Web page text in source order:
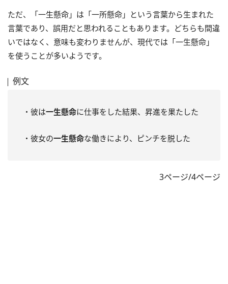
ただ、「一生懸命」は「一所懸命」という言葉から生まれた
言葉であり、誤用だと思われることもあります。どちらも間違
いではなく、意味も変わりませんが、現代では「一生懸命」
を使うことが多いようです。
例文
・彼は一生懸命に仕事をした結果、昇進を果たした
・彼女の一生懸命な働きにより、ピンチを脱した
3ページ/4ページ